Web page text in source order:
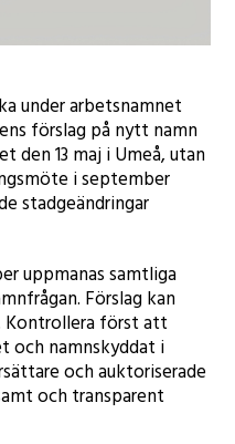
under arbetsnamnet
förslag på nytt namn
den 13 maj i Umeå, utan
i september
stadgeändringar
uppmanas samtliga
Förslag kan
Kontrollera först att
och namnskyddat i
och auktoriserade
och transparent